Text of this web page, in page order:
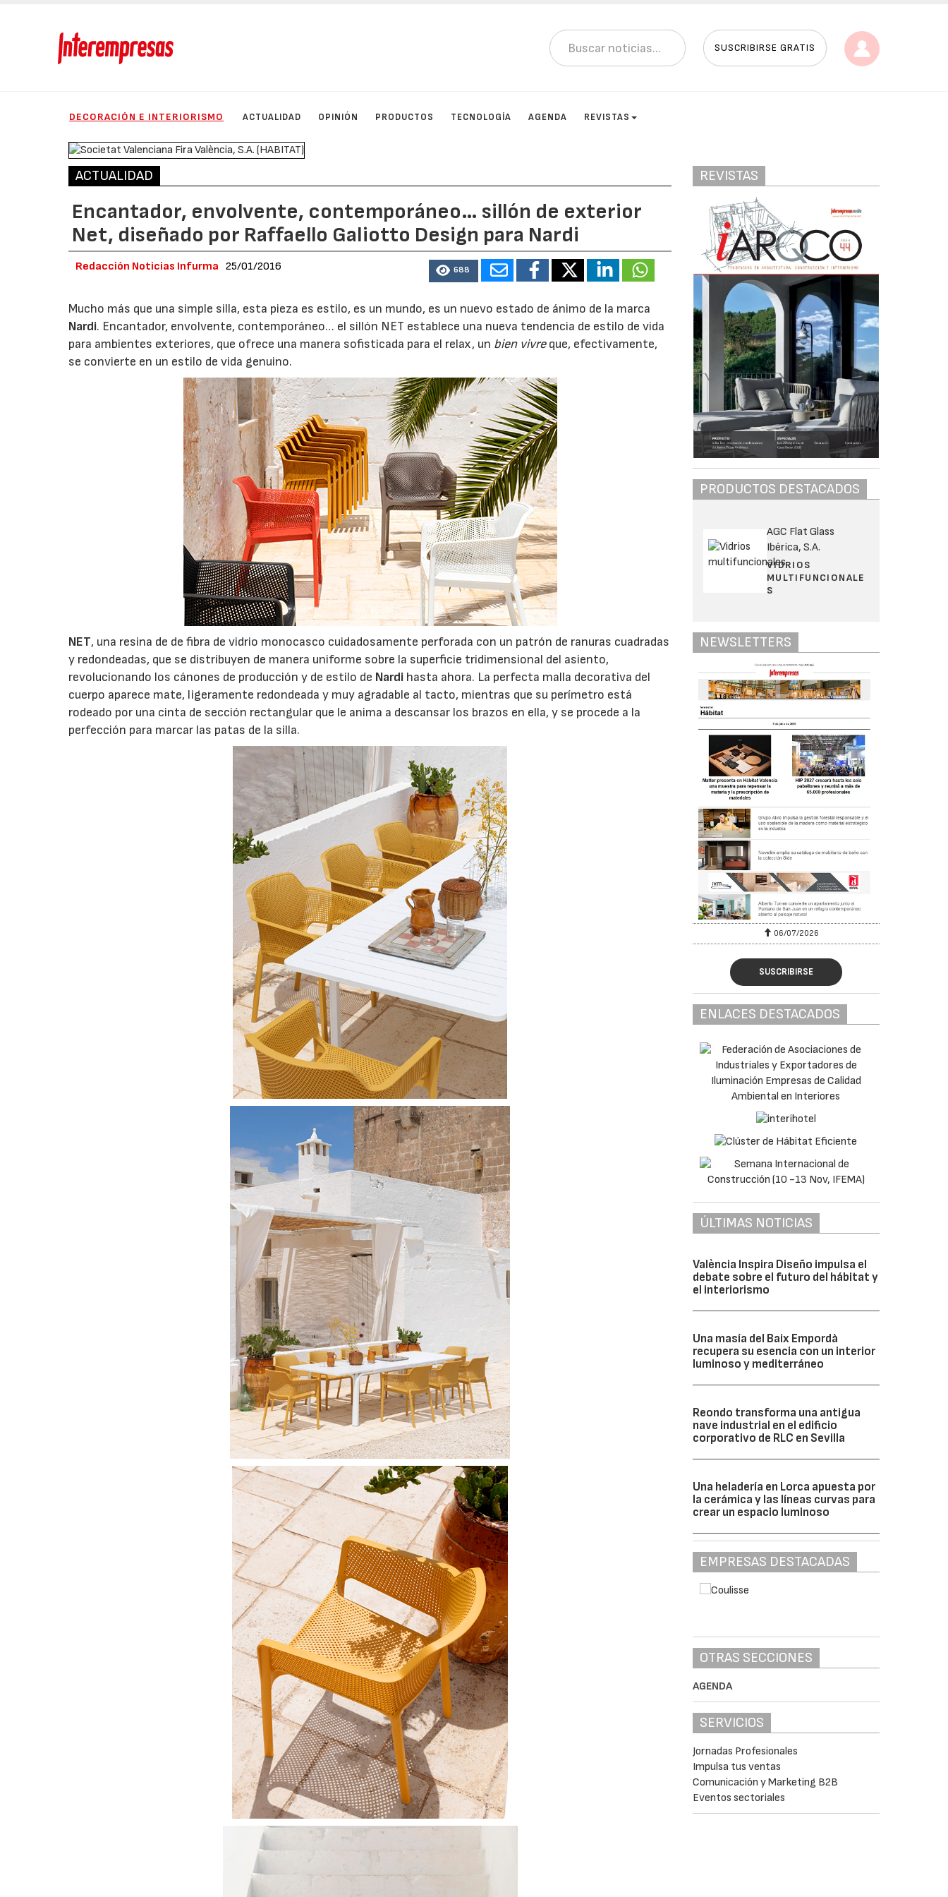
SUSCRIBIRSE GRATIS
DECORACIÓN E INTERIORISMO ACTUALIDAD OPINIÓN PRODUCTOS TECNOLOGÍA AGENDA REVISTAS
ACTUALIDAD
Encantador, envolvente, contemporáneo… sillón de exterior
Net, diseñado por Raffaello Galiotto Design para Nardi
Redacción Noticias Infurma 25/01/2016 688
Mucho más que una simple silla, esta pieza es estilo, es un mundo, es un nuevo estado de ánimo de la marca
Nardi. Encantador, envolvente, contemporáneo… el sillón NET establece una nueva tendencia de estilo de vida
para ambientes exteriores, que ofrece una manera sofisticada para el relax, un bien vivreque, efectivamente,
se convierte en un estilo de vida genuino.
NET, una resina de de fibra de vidrio monocasco cuidadosamente perforada con un patrón de ranuras cuadradas
y redondeadas, que se distribuyen de manera uniforme sobre la superficie tridimensional del asiento,
revolucionando los cánones de producción y de estilo de Nardi hasta ahora. La perfecta malla decorativa del
cuerpo aparece mate, ligeramente redondeada y muy agradable al tacto, mientras que su perímetro está
rodeado por una cinta de sección rectangular que le anima a descansar los brazos en ella, y se procede a la
perfección para marcar las patas de la silla.
REVISTAS
PRODUCTOS DESTACADOS
AGC Flat Glass
Ibérica, S.A.
VIDRIOS
MULTIFUNCIONALE
S
NEWSLETTERS
06/07/2026 06/07/2026
SUSCRIBIRSE
ENLACES DESTACADOS
ÚLTIMAS NOTICIAS
València Inspira Diseño impulsa el
debate sobre el futuro del hábitat y
el interiorismo
Una masía del Baix Empordà
recupera su esencia con un interior
luminoso y mediterráneo
Reondo transforma una antigua
nave industrial en el edificio
corporativo de RLC en Sevilla
Una heladería en Lorca apuesta por
la cerámica y las líneas curvas para
crear un espacio luminoso
EMPRESAS DESTACADAS
OTRAS SECCIONES
AGENDA
SERVICIOS
Jornadas Profesionales
Impulsa tus ventas
Comunicación y Marketing B2B
Eventos sectoriales